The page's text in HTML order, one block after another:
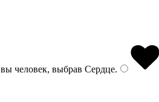
человек, выбрав Сердце.